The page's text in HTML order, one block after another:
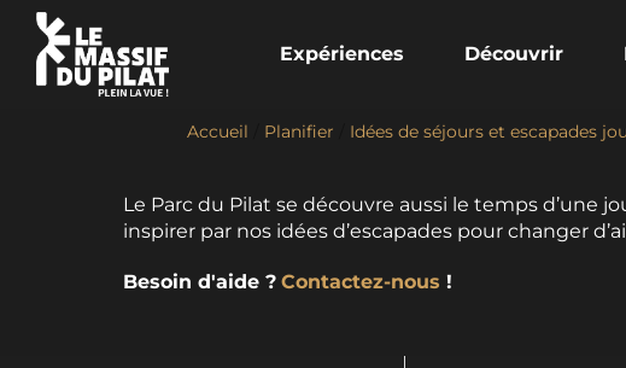
Expériences Découvrir
Accueil Planifier Idées de séjours et escapades
Le Parc du Pilat se découvre aussi le temps d’une
inspirer par nos idées d’escapades pour changer
Besoin d'aide ? Contactez-nous !